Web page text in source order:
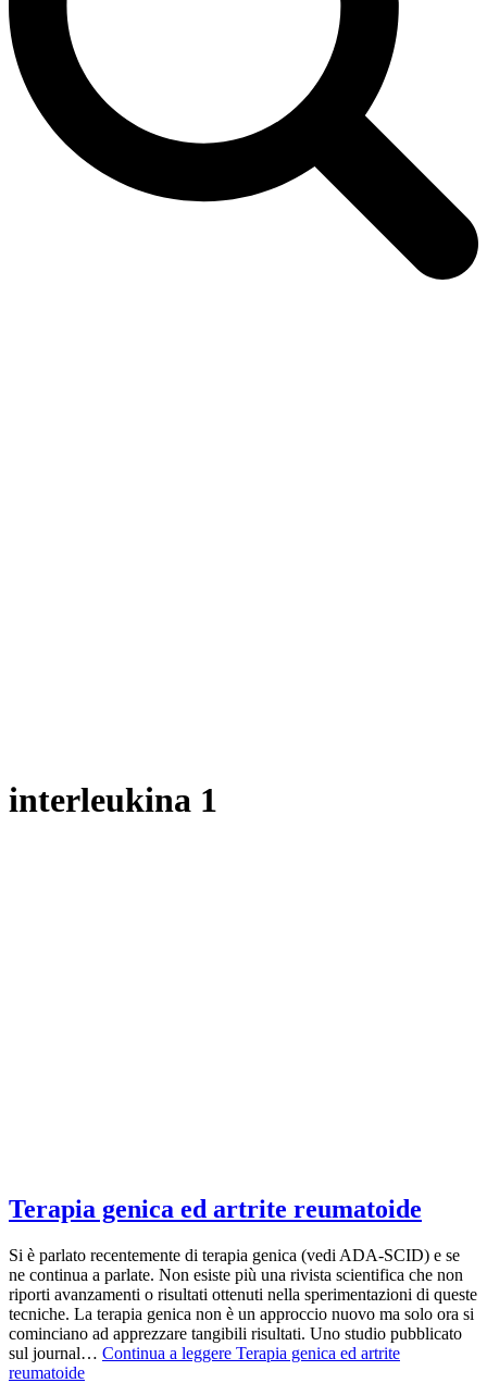
interleukina 1
Terapia genica ed artrite reumatoide
Si è parlato recentemente di terapia genica (vedi ADA-SCID) e se
ne continua a parlate. Non esiste più una rivista scientifica che non
riporti avanzamenti o risultati ottenuti nella sperimentazioni di queste
tecniche. La terapia genica non è un approccio nuovo ma solo ora si
cominciano ad apprezzare tangibili risultati. Uno studio pubblicato
sul journal… Continua a leggere Terapia genica ed artrite
reumatoide